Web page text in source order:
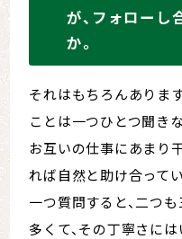
が、フォローし
か。
それはもちろんありま
ことは一つひとつ聞き
お互いの仕事にあまり
れば自然と助け合ってい
一つ質問すると、二つ
多くて、その丁寧さに